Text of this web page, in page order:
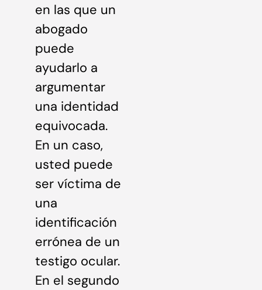
en las que un
abogado
puede
ayudarlo a
argumentar
una identidad
equivocada.
En un caso,
usted puede
ser víctima de
una
identificación
errónea de un
testigo ocular.
En el segundo